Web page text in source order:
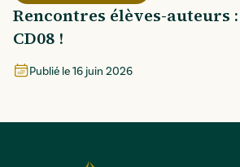
Rencontres élèves-auteurs
CD08 !
Publié le16 juin 2026